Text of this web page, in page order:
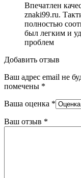
Впечатлен
znaki99.ru.
полностью
был легким и
проблем
Добавить отзыв
Ваш адрес email не
помечены *
Ваша оценка *
Ваш отзыв *